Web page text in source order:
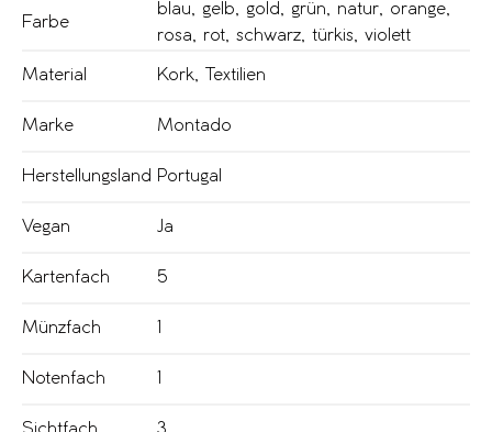
Farbe
blau, gelb, gold, grün, natur, orange,
rosa, rot, schwarz, türkis, violett
Material Kork, Textilien
Marke Montado
Herstellungsland Portugal
Vegan Ja
Kartenfach 5
Münzfach
Notenfach